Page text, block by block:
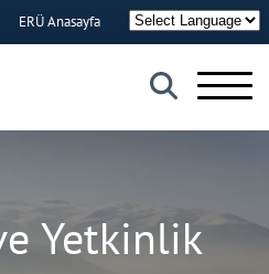
×
ERÜ Anasayfa
Yetkinlik